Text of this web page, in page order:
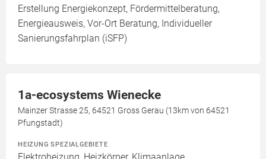
Erstellung Energiekonzept, Fördermittelberatung,
Energieausweis, Vor-Ort Beratung, Individueller
Sanierungsfahrplan (iSFP)
1a-ecosystems Wienecke
Mainzer Strasse 25, 64521 Gross Gerau (13km von 64521
Pfungstadt)
HEIZUNG SPEZIALGEBIETE
Elektroheizung, Heizkörper, Klimaanlage